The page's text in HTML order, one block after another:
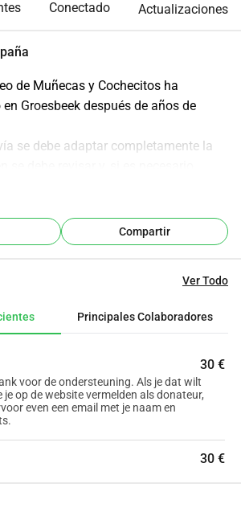
Conectado Actualizaciones
de Muñecas y Cochecitos ha
Groesbeek después de años de
se debe adaptar completamente la
preparar y mantener la
cultural e industrial.
Compartir
Ver Todo
Principales Colaboradores
30 €
voor de ondersteuning. Als je dat wilt
je op de website vermelden als donateur,
even een email met je naam en
30 €